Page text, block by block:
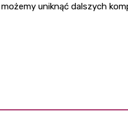
uniknąć dalszych